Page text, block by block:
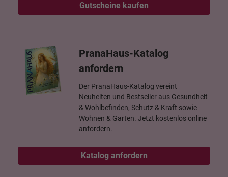
Gutscheine kaufen
PranaHaus-Katalog
anfordern
Der PranaHaus-Katalog vereint
Neuheiten und Bestseller aus Gesundheit
& Wohlbefinden, Schutz & Kraft sowie
Wohnen & Garten. Jetzt kostenlos online
anfordern.
Katalog anfordern